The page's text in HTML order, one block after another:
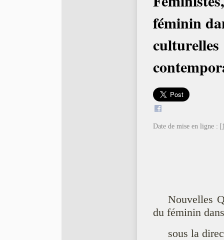
féminin
culturelles
Date de mise en ligne :
Nouvelles
du féminin
sous la